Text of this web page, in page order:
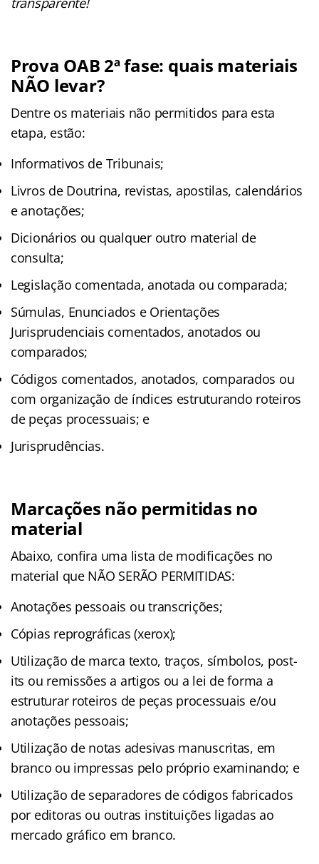
Prova OAB 2ª fase: quais materiais
NÃO levar?
Dentre os materiais não permitidos para esta
etapa, estão:
Informativos de Tribunais;
Livros de Doutrina, revistas, apostilas, calendários
e anotações;
Dicionários ou qualquer outro material de
consulta;
Legislação comentada, anotada ou comparada;
Súmulas, Enunciados e Orientações
Jurisprudenciais comentados, anotados ou
comparados;
Códigos comentados, anotados, comparados ou
com organização de índices estruturando roteiros
de peças processuais; e
Jurisprudências.
Marcações não permitidas no
material
Abaixo, confira uma lista de modificações no
material que NÃO SERÃO PERMITIDAS:
Anotações pessoais ou transcrições;
Cópias reprográficas (xerox);
Utilização de marca texto, traços, símbolos, post-
its ou remissões a artigos ou a lei de forma a
estruturar roteiros de peças processuais e/ou
anotações pessoais;
Utilização de notas adesivas manuscritas, em
branco ou impressas pelo próprio examinando; e
Utilização de separadores de códigos fabricados
por editoras ou outras instituições ligadas ao
mercado gráfico em branco.